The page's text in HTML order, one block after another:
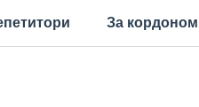
За кордоном